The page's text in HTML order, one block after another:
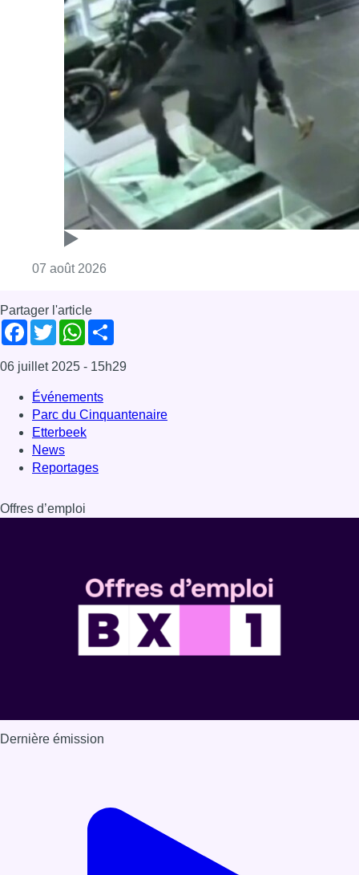
07 août 2026Consulter l'article "Deux mineurs
Partager l'article
Facebook
TwitterWhatsApp
Share
06 juillet 2025 - 15h29
Événements
Parc du Cinquantenaire
Etterbeek
News
Reportages